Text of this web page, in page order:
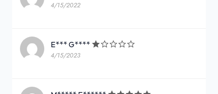
4/15/2022
E*** G****
4/15/2023